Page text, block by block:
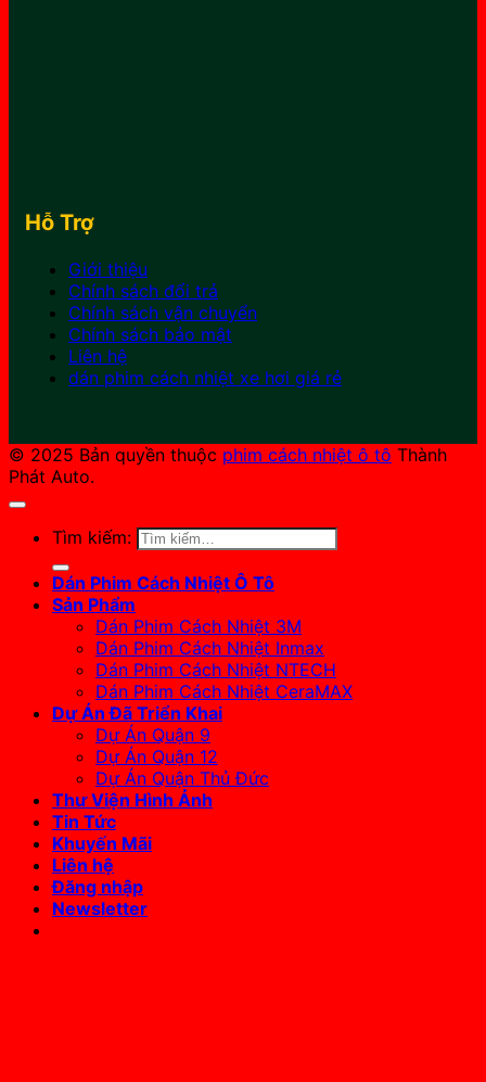
Hỗ Trợ
Giới thiệu
Chính sách đổi trả
Chính sách vận chuyển
Chính sách bảo mật
Liên hệ
dán phim cách nhiệt xe hơi giá rẻ
© 2025 Bản quyền thuộc phim cách nhiệt ô tô Thành
Phát Auto.
Tìm kiếm:
Dán Phim Cách Nhiệt Ô Tô
Sản Phẩm
Dán Phim Cách Nhiệt 3M
Dán Phim Cách Nhiệt Inmax
Dán Phim Cách Nhiệt NTECH
Dán Phim Cách Nhiệt CeraMAX
Dự Án Đã Triển Khai
Dự Án Quận 9
Dự Án Quận 12
Dự Án Quận Thủ Đức
Thư Viện Hình Ảnh
Tin Tức
Khuyến Mãi
Liên hệ
Đăng nhập
Newsletter